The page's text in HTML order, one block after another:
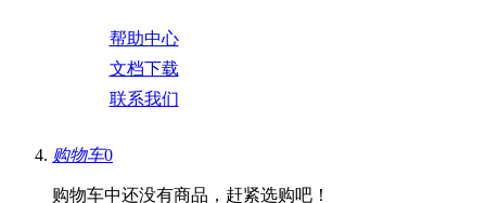
帮助中心
文档下载
联系我们
购物车0
购物车中还没有商品，赶紧选购吧！